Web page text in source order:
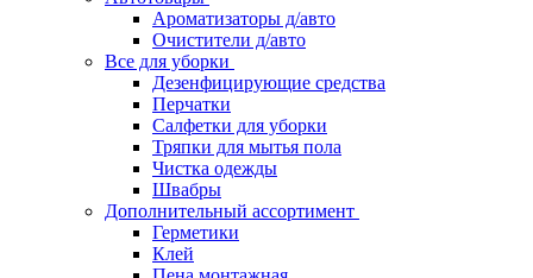
Ароматизаторы д/авто
Очистители д/авто
Все для уборки
Дезенфицирующие средства
Перчатки
Салфетки для уборки
Тряпки для мытья пола
Чистка одежды
Швабры
Дополнительный ассортимент
Герметики
Клей